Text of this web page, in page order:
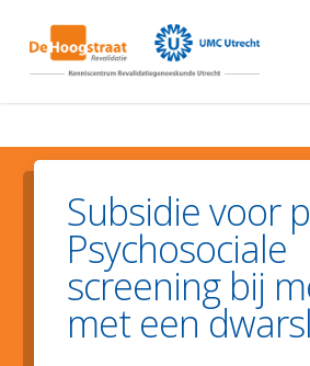
main
Subsidie voor
Psychosociale
screening bij
met een